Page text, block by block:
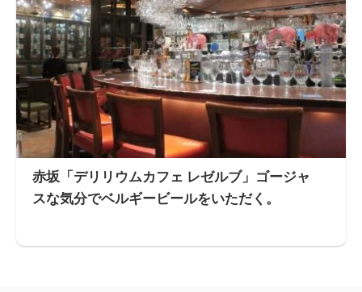
赤坂「デリリウムカフェ レゼルブ」ゴージャ
スな気分でベルギービールをいただく。